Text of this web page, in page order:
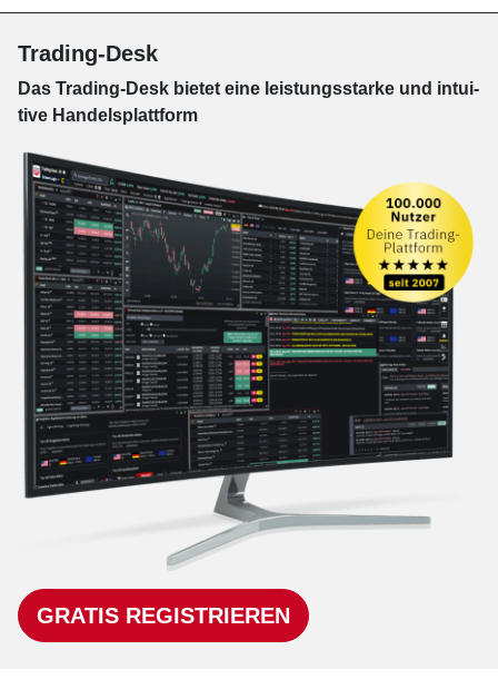
Trading-Desk
Das Trading-Desk bie­tet eine leis­tungs­star­ke und in­tui­
tive Han­dels­platt­form
GRATIS REGISTRIEREN